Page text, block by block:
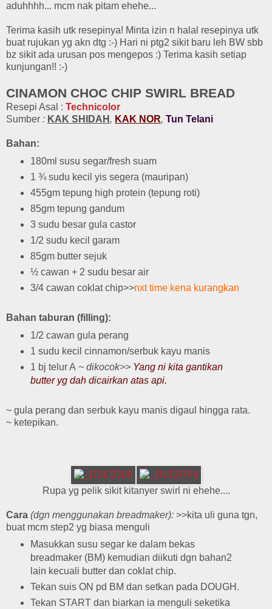
aduhhhh... mcm nak pitam ehehe...
Terima kasih utk resepinya! Minta izin n halal resepinya utk
buat rujukan yg akn dtg :-) Hari ni ptg2 sikit baru leh BW sbb
bz sikit ada urusan pos mengepos :) Terima kasih setiap
kunjungan!! :-)
CINAMON CHOC CHIP SWIRL BREAD
Resepi Asal : Technicolor
Sumber : KAK SHIDAH , KAK NOR, Tun Telani
Bahan:
180ml susu segar/fresh suam
1 ¾ sudu kecil yis segera (mauripan)
455gm tepung high protein (tepung roti)
85gm tepung gandum
3 sudu besar gula castor
1/2 sudu kecil garam
85gm butter sejuk
½ cawan + 2 sudu besar air
3/4 cawan coklat chip>>nxt time kena kurangkan
Bahan taburan (filling):
1/2 cawan gula perang
1 sudu kecil cinnamon/serbuk kayu manis
1 bj telur A ~ dikocok>>Yang ni kita gantikan
butter yg dah dicairkan atas api.
~ gula perang dan serbuk kayu manis digaul hingga rata.
~ ketepikan.
Rupa yg pelik sikit kitanyer swirl ni ehehe....
Cara (dgn menggunakan breadmaker): >>kita uli guna tgn,
buat mcm step2 yg biasa menguli
Masukkan susu segar ke dalam bekas
breadmaker (BM) kemudian diikuti dgn bahan2
lain kecuali butter dan coklat chip.
Tekan suis ON pd BM dan setkan pada DOUGH.
Tekan START dan biarkan ia menguli seketika